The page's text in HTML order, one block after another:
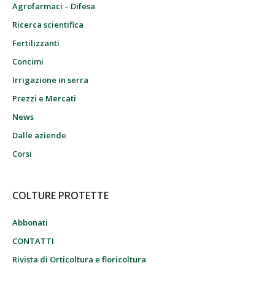
Agrofarmaci – Difesa
Ricerca scientifica
Fertilizzanti
Concimi
Irrigazione in serra
Prezzi e Mercati
News
Dalle aziende
Corsi
COLTURE PROTETTE
Abbonati
CONTATTI
Rivista di Orticoltura e floricoltura